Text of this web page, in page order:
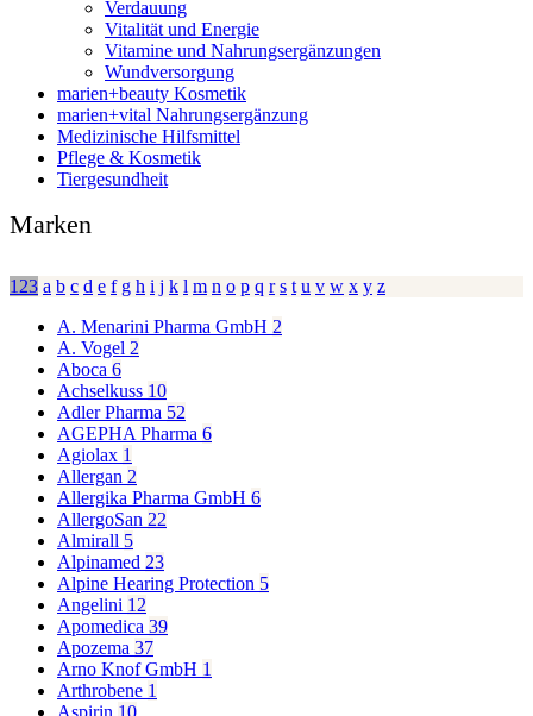
Verdauung
Vitalität und Energie
Vitamine und Nahrungsergänzungen
Wundversorgung
marien+beauty Kosmetik
marien+vital Nahrungsergänzung
Medizinische Hilfsmittel
Pflege & Kosmetik
Tiergesundheit
Marken
123 a b c d e f g h i j k l m n o p q r s t u v w x y z
A. Menarini Pharma GmbH 2
A. Vogel 2
Aboca 6
Achselkuss 10
Adler Pharma 52
AGEPHA Pharma 6
Agiolax 1
Allergan 2
Allergika Pharma GmbH 6
AllergoSan 22
Almirall 5
Alpinamed 23
Alpine Hearing Protection 5
Angelini 12
Apomedica 39
Apozema 37
Arno Knof GmbH 1
Arthrobene 1